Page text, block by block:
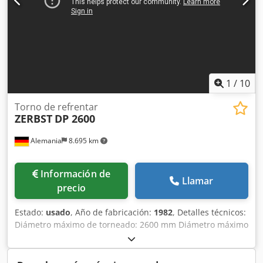
1 / 10
Alemania 8.695 km
Torno de refrentar
ZERBST DP 2600
Información de
precio
Llamar
Estado: usado, Año de fabricación: 1982, Detalles técnicos:
Diámetro máximo de torneado: 2600 mm Diámetro máximo
de torneado sobre el soporte: 2500 mm Longitud máxima
de torneado: - mm Distancia entre puntos: 1600 mm